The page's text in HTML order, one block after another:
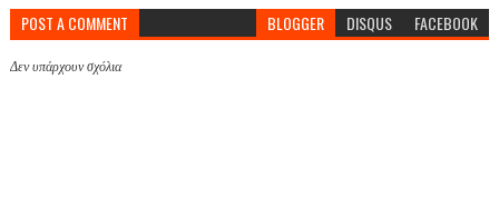
POST A COMMENT BLOGGER DISQUS FACEBOOK
Δεν υπάρχουν σχόλια